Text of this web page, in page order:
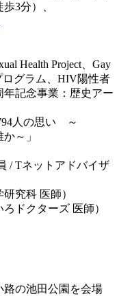
3分）、
Health Project、Gay
ログラム、HIV陽性者
記念事業：歴史アー
人の思い ～
～」
/ Tネットアドバイザ
究科 医師）
ドクターズ 医師）
の池田公園を会場